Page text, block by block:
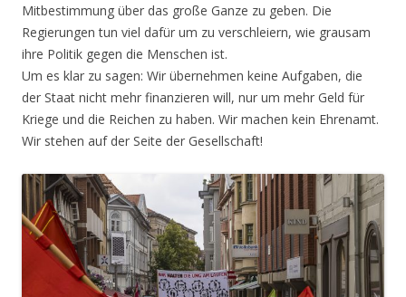
Mitbestimmung über das große Ganze zu geben. Die
Regierungen tun viel dafür um zu verschleiern, wie grausam
ihre Politik gegen die Menschen ist.
Um es klar zu sagen: Wir übernehmen keine Aufgaben, die
der Staat nicht mehr finanzieren will, nur um mehr Geld für
Kriege und die Reichen zu haben. Wir machen kein Ehrenamt.
Wir stehen auf der Seite der Gesellschaft!